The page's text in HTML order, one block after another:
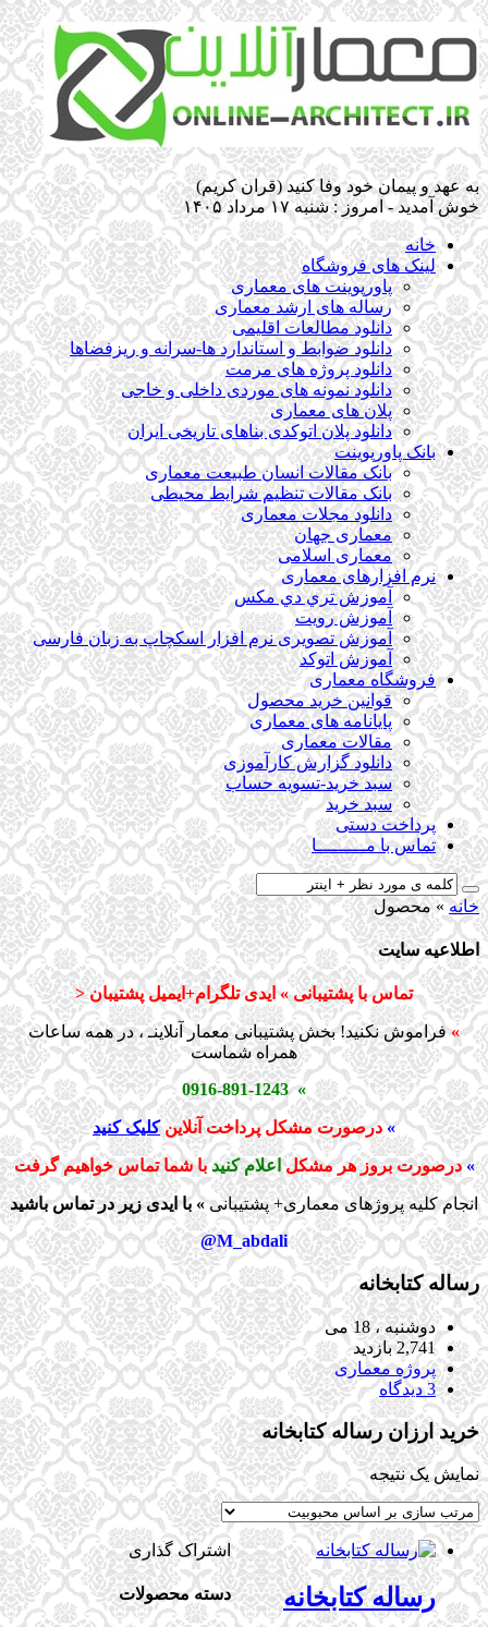
به عهد و پیمان خود وفا کنید (قران کریم)
خوش آمدید - امروز : شنبه ۱۷ مرداد ۱۴۰۵
خانه
لینک های فروشگاه
پاورپوینت های معماری
رساله های ارشد معماری
دانلود مطالعات اقلیمی
دانلود ضوابط و استاندارد ها-سرانه و ریزفضاها
دانلود پروژه های مرمت
دانلود نمونه های موردی داخلی و خاجی
پلان های معماری
دانلود پلان اتوکدی بناهای تاریخی ایران
بانک پاورپوینت
بانک مقالات انسان طبیعت معماری
بانک مقالات تنظیم شرایط محیطی
دانلود مجلات معماری
معماری جهان
معماری اسلامی
نرم افزارهای معماری
آﻣﻮزش ﺗﺮي دي ﻣﮑﺲ
آموزش رویت
آموزش تصویری نرم افزار اسکچاپ به زبان فارسی
آموزش اتوکد
فروشگاه معماری
قوانین خرید محصول
پایانامه های معماری
مقالات معماری
دانلود گزارش کارآموزی
سبد خرید-تسویه حساب
سبد خرید
پرداخت دستی
تماس با مـــــــــا
خانه»محصول
اطلاعیه سایت
تماس با پشتیبانی » ایدی تلگرام+ایمیل پشتیبان <
» فراموش نکنید! بخش پشتیبانی معمار آنلاینـ ، در همه ساعات
همراه شماست
» 0916-891-1243
»درصورت مشکل پرداخت آنلاینکلیک کنید
»درصورت بروز هر مشکل اعلام کنیدبا شما تماس خواهیم گرفت
انجام کلیه پروژهای معماری+ پشتیبانی» با ایدی زیر در تماس باشید
M_abdali@
رساله کتابخانه
دوشنبه ، 18 می
2,741 بازدید
پروژه معماری
3 دیدگاه
خرید ارزان رساله کتابخانه
نمایش یک نتیجه
رساله کتابخانه
اشتراک گذاری
دسته محصولات